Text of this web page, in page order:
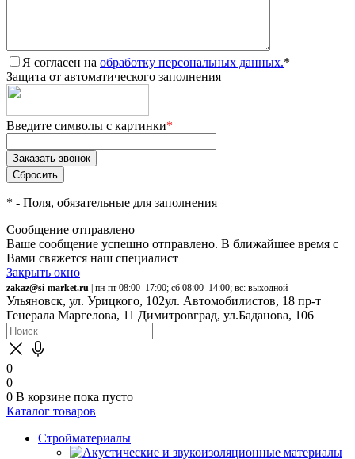
Я согласен на обработку персональных данных.*
Защита от автоматического заполнения
Введите символы с картинки*
* - Поля, обязательные для заполнения
Сообщение отправлено
Ваше сообщение успешно отправлено. В ближайшее время с
Вами свяжется наш специалист
Закрыть окно
zakaz@si-market.ru | пн-пт 08:00–17:00; сб 08:00–14:00; вс: выходной
Ульяновск, ул. Урицкого, 102ул. Автомобилистов, 18 пр-т
Генерала Маргелова, 11 Димитровград, ул.Баданова, 106
0
0
0 В корзине пока пусто
Каталог товаров
Стройматериалы